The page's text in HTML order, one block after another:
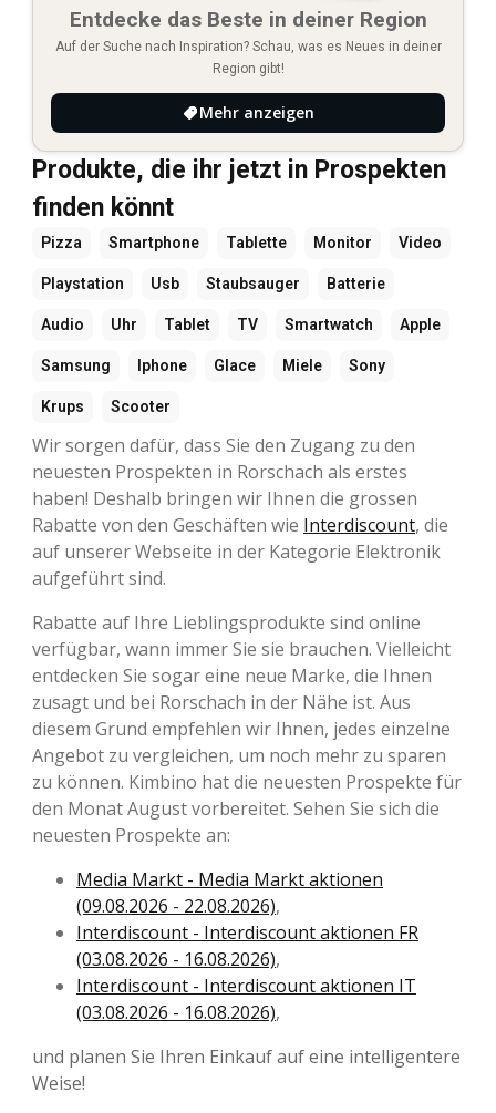
Entdecke das Beste in deiner Region
Auf der Suche nach Inspiration? Schau, was es Neues in deiner
Region gibt!
Mehr anzeigen
Produkte, die ihr jetzt in Prospekten
finden könnt
Pizza Smartphone Tablette Monitor Video
Playstation Usb Staubsauger Batterie
Audio Uhr Tablet TV Smartwatch Apple
Samsung Iphone Glace Miele Sony
Krups Scooter
Wir sorgen dafür, dass Sie den Zugang zu den
neuesten Prospekten in Rorschach als erstes
haben! Deshalb bringen wir Ihnen die grossen
Rabatte von den Geschäften wie Interdiscount, die
auf unserer Webseite in der Kategorie Elektronik
aufgeführt sind.
Rabatte auf Ihre Lieblingsprodukte sind online
verfügbar, wann immer Sie sie brauchen. Vielleicht
entdecken Sie sogar eine neue Marke, die Ihnen
zusagt und bei Rorschach in der Nähe ist. Aus
diesem Grund empfehlen wir Ihnen, jedes einzelne
Angebot zu vergleichen, um noch mehr zu sparen
zu können. Kimbino hat die neuesten Prospekte für
den Monat August vorbereitet. Sehen Sie sich die
neuesten Prospekte an:
Media Markt - Media Markt aktionen
(09.08.2026 - 22.08.2026),
Interdiscount - Interdiscount aktionen FR
(03.08.2026 - 16.08.2026),
Interdiscount - Interdiscount aktionen IT
(03.08.2026 - 16.08.2026),
und planen Sie Ihren Einkauf auf eine intelligentere
Weise!